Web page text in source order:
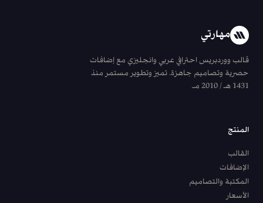
مهارتي
قالب ووردبريس احترافي عربي وانجليزي مع إضافات
حصرية وتصاميم جاهزة. تميز وتطوير مستمر منذ
1431 هـ / 2010 مـ.
المنتج
القالب
الإضافات
المكتبة والتصاميم
الأسعار